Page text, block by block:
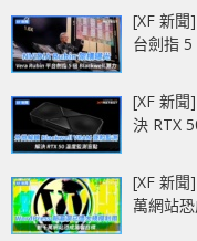
[XF 新
台劍指
[XF 新
決 RTX
[XF 新
萬網站